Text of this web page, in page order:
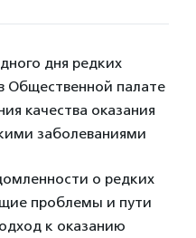
дня редких
Общественной палате
качества оказания
заболеваниями
о редких
проблемы и пути
к оказанию